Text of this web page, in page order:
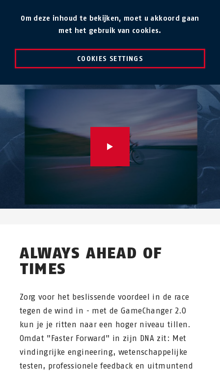
Om deze inhoud te bekijken, moet u akkoord gaan
met het gebruik van cookies.
COOKIES SETTINGS
ALWAYS AHEAD OF
TIMES
Zorg voor het beslissende voordeel in de race
tegen de wind in - met de GameChanger 2.0
kun je je ritten naar een hoger niveau tillen.
Omdat "Faster Forward" in zijn DNA zit: Met
vindingrijke engineering, wetenschappelijke
testen, professionele feedback en uitmuntend